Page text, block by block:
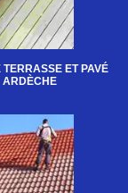
TERRASSE ET PAVÉ
ARDÈCHE